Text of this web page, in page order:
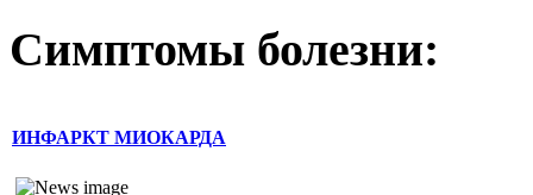
Симптомы болезни:
ИНФАРКТ МИОКАРДА